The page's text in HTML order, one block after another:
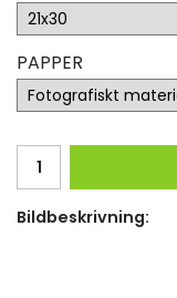
PAPPER
Bildbeskrivning: